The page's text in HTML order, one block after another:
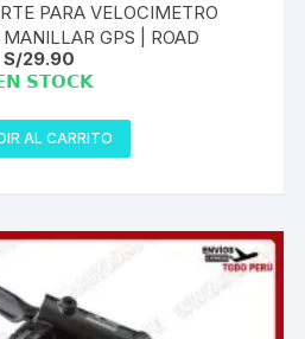
PARA VELOCIMETRO
MANILLAR GPS | ROAD
S/29.90
𝗦𝗧𝗢𝗖𝗞
AL CARRITO